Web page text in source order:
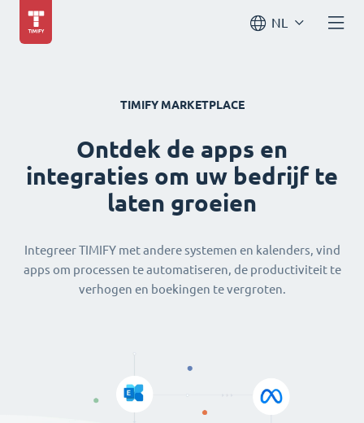
NL
TIMIFY MARKETPLACE
Ontdek de apps en
integraties om uw bedrijf te
laten groeien
Integreer TIMIFY met andere systemen en kalenders, vind
apps om processen te automatiseren, de productiviteit te
verhogen en boekingen te vergroten.